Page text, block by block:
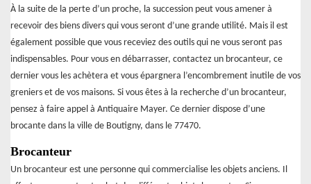
À la suite de la perte d’un proche, la succession peut vous amener à
recevoir des biens divers qui vous seront d’une grande utilité. Mais il est
également possible que vous receviez des outils qui ne vous seront pas
indispensables. Pour vous en débarrasser, contactez un brocanteur, ce
dernier vous les achètera et vous épargnera l’encombrement inutile de vos
greniers et de vos maisons. Si vous êtes à la recherche d’un brocanteur,
pensez à faire appel à Antiquaire Mayer. Ce dernier dispose d’une
brocante dans la ville de Boutigny, dans le 77470.
Brocanteur
Un brocanteur est une personne qui commercialise les objets anciens. Il